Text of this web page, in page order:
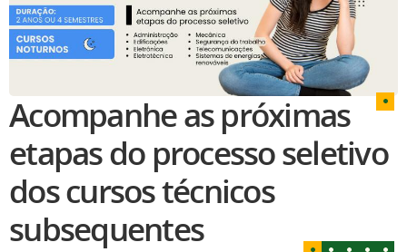
Acompanhe as próximas
etapas do processo seletivo
dos cursos técnicos
subsequentes